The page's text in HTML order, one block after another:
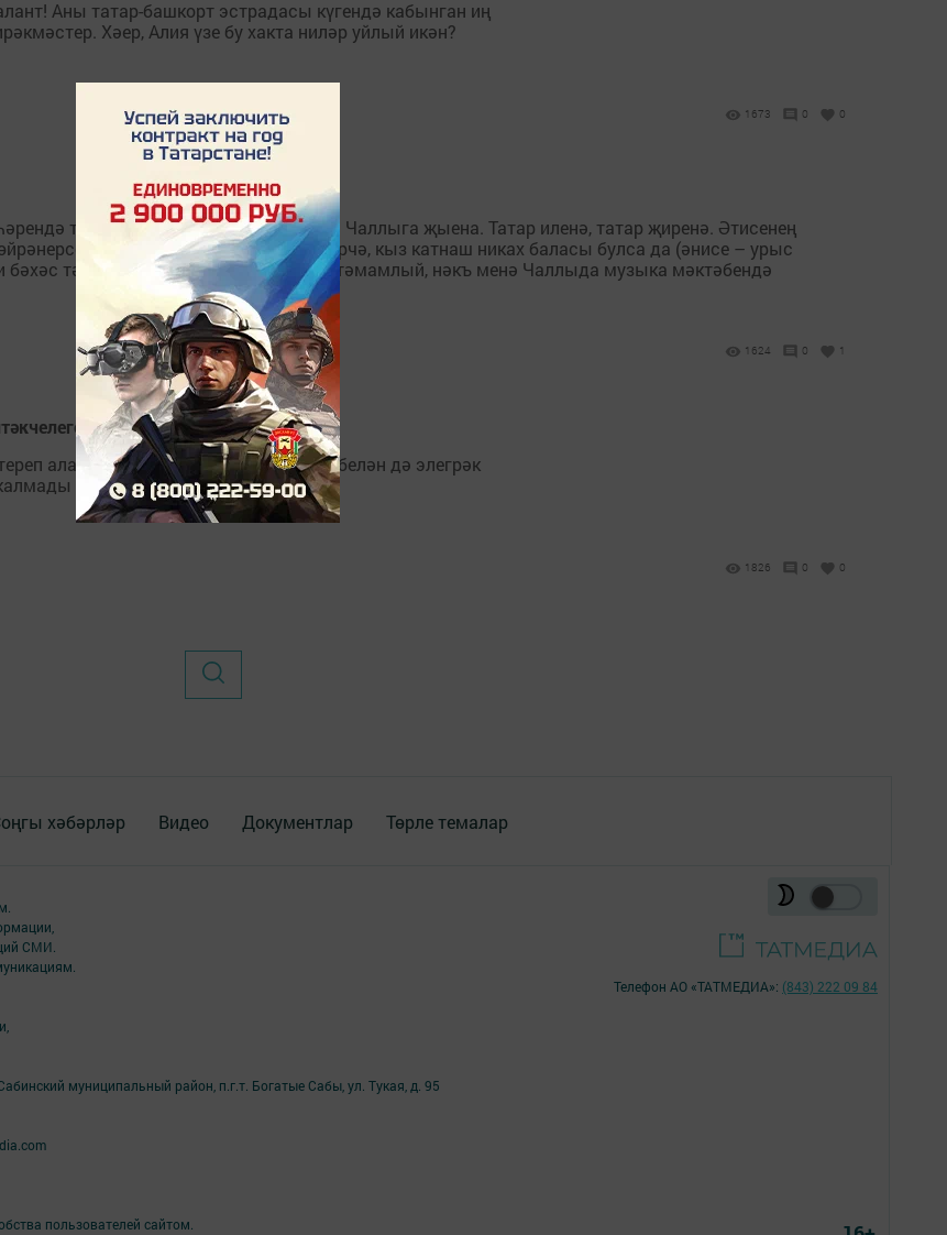
Аны татар-башкорт эстрадасы күгендә кабынган иң
Хәер, Алия үзе бу хакта ниләр уйлый икән?
1673 0 0
туып үскән Алинә Шәрипҗанова Чаллыга җыена. Татар иленә, татар җиренә. Әтисенең
безгә кил», – дип чакыра. Гәрчә, кыз катнаш никах баласы булса да (әнисе – урыс
бәхәс тә купмый. Анда ул урта мәктәп тәмамлый, нәкъ менә Чаллыда музыка мәктәбендә
1624 0 1
кулыма контракт тоттырды...
ала. Җырчы Дилә Нигъмәтуллина белән дә элегрәк
диярлек.
1826 0 0
хәбәрләр Видео Документлар Төрле темалар
СМИ.
муниципальный район, п.г.т. Богатые Сабы, ул. Тукая, д. 95
пользователей сайтом.
Телефон АО «ТАТМЕДИА»: (843) 222 09 84